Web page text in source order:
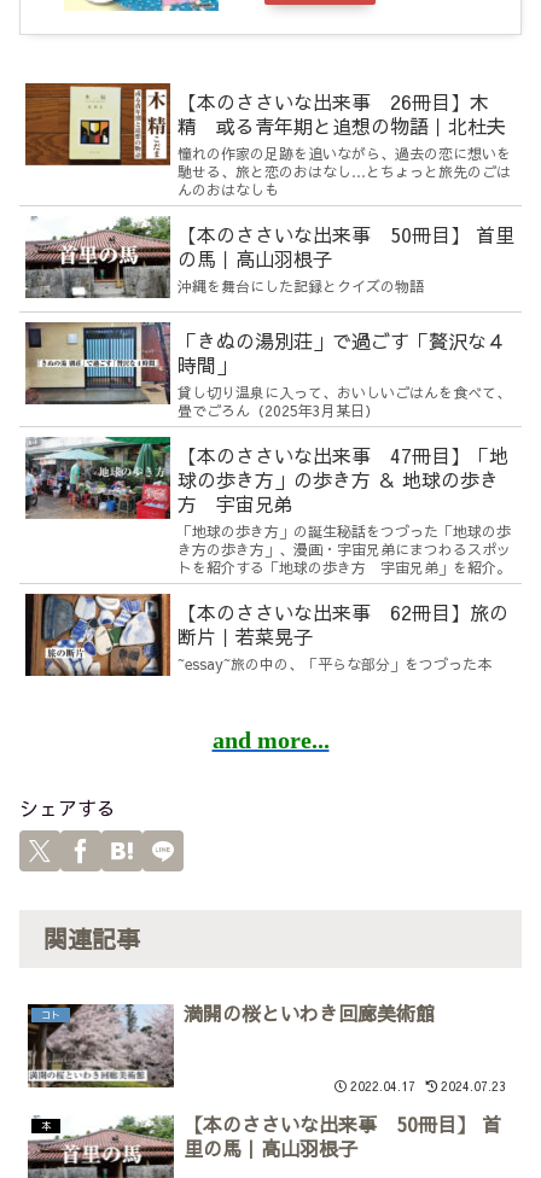
【本のささいな出来事 26冊目】木
精 或る青年期と追想の物語｜北杜夫
憧れの作家の足跡を追いながら、過去の恋に想いを
馳せる、旅と恋のおはなし…とちょっと旅先のごは
んのおはなしも
【本のささいな出来事 50冊目】 首里
の馬｜高山羽根子
沖縄を舞台にした記録とクイズの物語
「きぬの湯別荘」で過ごす「贅沢な４
時間」
貸し切り温泉に入って、おいしいごはんを食べて、
畳でごろん（2025年3月某日）
【本のささいな出来事 47冊目】「地
球の歩き方」の歩き方 ＆ 地球の歩き
方 宇宙兄弟
「地球の歩き方」の誕生秘話をつづった「地球の歩
き方の歩き方」、漫画・宇宙兄弟にまつわるスポッ
トを紹介する「地球の歩き方 宇宙兄弟」を紹介。
【本のささいな出来事 62冊目】旅の
断片｜若菜晃子
~essay~旅の中の、「平らな部分」をつづった本
and more...
シェアする
関連記事
コト 満開の桜といわき回廊美術館
2022.04.17 2024.07.23
本
【本のささいな出来事 50冊目】 首
里の馬｜高山羽根子